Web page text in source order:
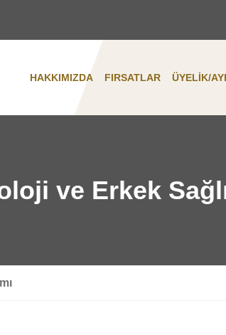
HAKKIMIZDA FIRSATLAR ÜYELIK/
ve Erkek